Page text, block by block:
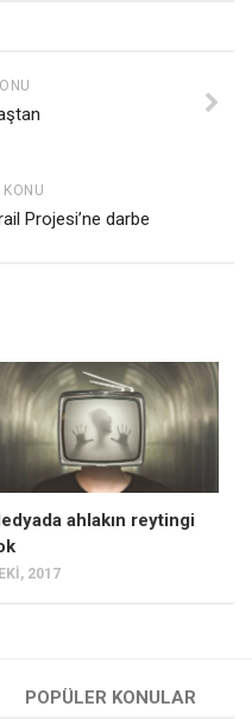
KONU
Projesi’ne darbe
ahlakın reytingi
2017
POPÜLER KONULAR